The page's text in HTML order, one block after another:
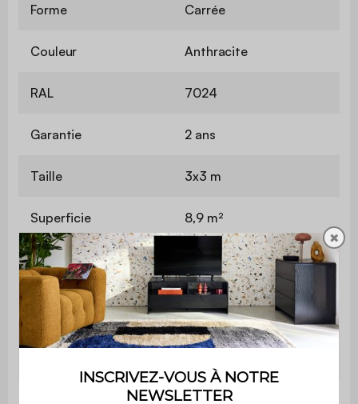
Forme Carrée
Couleur Anthracite
RAL 7024
Garantie 2 ans
Taille 3x3 m
Superficie 8,9 m²
Hauteur au faitage 2,33 m
Hauteur entrée 2,12 m
Surface au sol
7,6 m²
✖